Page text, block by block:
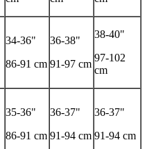
34-36"
86-91 cm
36-38"
91-97 cm
38-40"
97-102
cm
35-36"
86-91 cm
36-37"
91-94 cm
36-37"
91-94 cm